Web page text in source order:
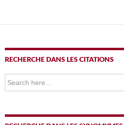
articles
RECHERCHE DANS LES CITATIONS
Search
for: